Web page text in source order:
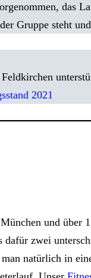
das
Gruppe steht
2021
und über
dafür zwei
natürlich in